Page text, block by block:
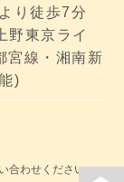
り徒歩7分
野東京ライ
宮線・湘南新
)
合わせください。